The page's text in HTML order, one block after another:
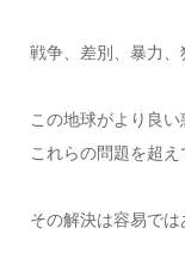
戦争、差別、暴力、
この地球がより良い
これらの問題を超え
その解決は容易では